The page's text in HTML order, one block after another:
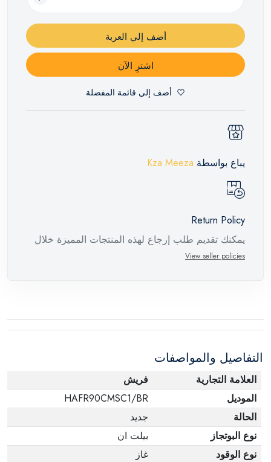
أضف إلي العربة
اشترِ الآن
أضف إلي قائمة المفضلة
يباع بواسطة Kza Meeza
Return Policy
يمكنك تقديم طلب إرجاع لهذه المنتجات المميزة خلال
عبوته الأصلية. لاحظ أنه لا يمكن إرجاع المنتجات
وفي عبواتها الأصلية.
View seller policies
التفاصيل والمواصفات
العلامة التجارية
فريش
الموديل
HAFR90CMSC1/BR
الحالة
جديد
نوع البوتجاز
بيلت ان
نوع الوقود
غاز